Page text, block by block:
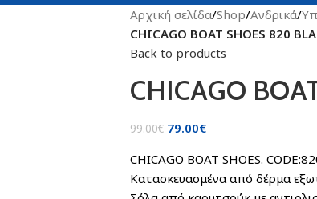
Αρχική σελίδα/Shop/Ανδρικά/
CHICAGO BOAT SHOES 820
Back to products
CHICAGO
99.00€ 79.00€
CHICAGO BOAT SHOES.
Κατασκευασμένα από δέρμα